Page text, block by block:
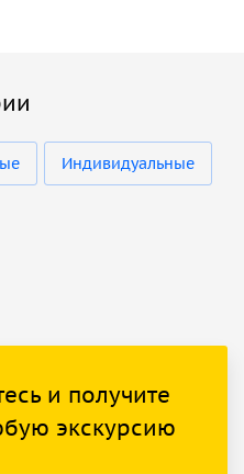
Индивидуальные
и получите
экскурсию